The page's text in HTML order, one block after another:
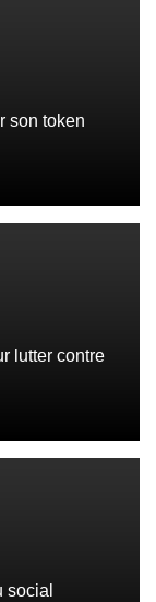
son token
lutter contre
social